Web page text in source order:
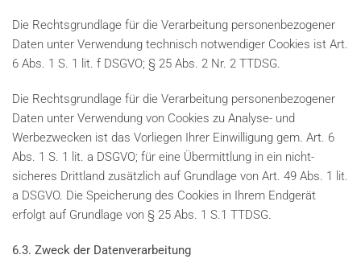
Die Rechtsgrundlage für die Verarbeitung personenbezogener
Daten unter Verwendung technisch notwendiger Cookies ist Art.
6 Abs. 1 S. 1 lit. f DSGVO; § 25 Abs. 2 Nr. 2 TTDSG.
Die Rechtsgrundlage für die Verarbeitung personenbezogener
Daten unter Verwendung von Cookies zu Analyse- und
Werbezwecken ist das Vorliegen Ihrer Einwilligung gem. Art. 6
Abs. 1 S. 1 lit. a DSGVO; für eine Übermittlung in ein nicht-
sicheres Drittland zusätzlich auf Grundlage von Art. 49 Abs. 1 lit.
a DSGVO. Die Speicherung des Cookies in Ihrem Endgerät
erfolgt auf Grundlage von § 25 Abs. 1 S.1 TTDSG.
6.3. Zweck der Datenverarbeitung